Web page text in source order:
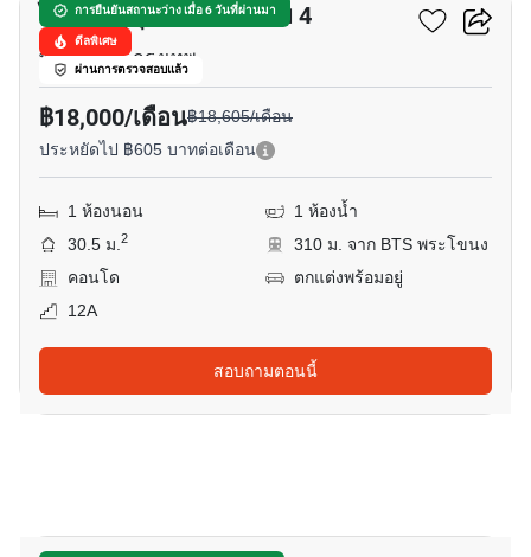
การยืนยันสถานะว่าง เมื่อ 6 วันที่ผ่านมา
ดีลพิเศษ
ผ่านการตรวจสอบแล้ว
ไอดีโอ สุขุมวิท - พระราม 4
พระราม 4, กรุงเทพ
฿18,000/เดือน฿18,605/เดือน
ประหยัดไป ฿605 บาทต่อเดือน
1 ห้องนอน
1 ห้องน้ำ
30.5 ม.2
310 ม. จาก BTS พระโขนง
คอนโด
ตกแต่งพร้อมอยู่
12A
สอบถามตอนนี้